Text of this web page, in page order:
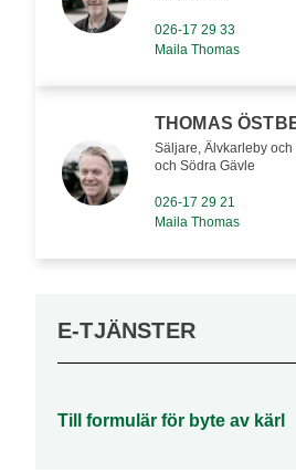
026-17 29 33
Maila Thomas
THOMAS
Säljare, Älvkarleby
och Södra Gävle
026-17 29 21
Maila Thomas
E-TJÄNSTER
Till formulär för byte av kärl